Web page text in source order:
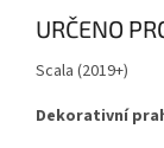
URČENO
Scala (2019+)
Dekorativní